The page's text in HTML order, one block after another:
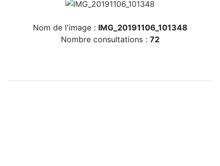
Nom de l'image : IMG_20191106_101348
Nombre consultations : 72